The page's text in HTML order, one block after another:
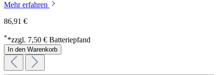
Mehr erfahren
86,91 €
**zzgl. 7,50 € Batteriepfand
In den Warenkorb